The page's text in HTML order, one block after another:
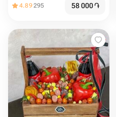
4.89295 58 000֏